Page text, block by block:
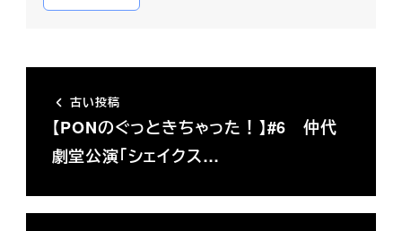
古い投稿
【PONのぐっときちゃった！】#6 仲代
劇堂公演「シェイクス…